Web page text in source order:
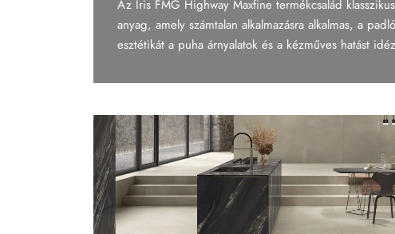
Tapéta
Az Iris FMG Highway Maxfine termékcsalád
anyag, amely számtalan alkalmazásra alkalmas, a
esztétikát a puha árnyalatok és a kézműves hatást